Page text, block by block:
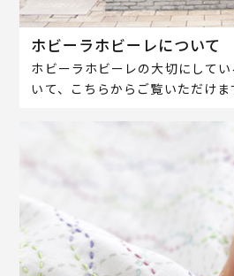
ホビーラホビーレについて
ホビーラホビーレの大切にして
いて、こちらからご覧いただけま